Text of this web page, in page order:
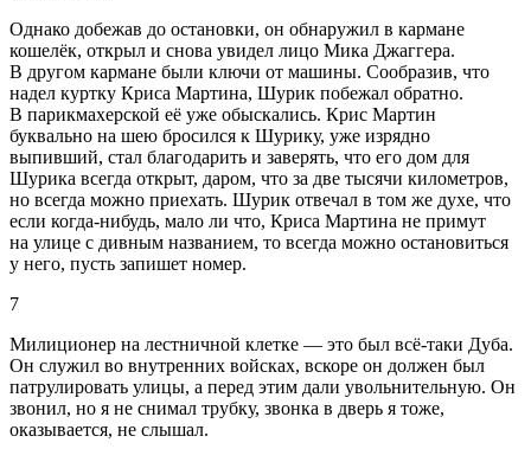
Однако добежав до остановки, он обнаружил в кармане
кошелёк, открыл и снова увидел лицо Мика Джаггера.
В другом кармане были ключи от машины. Сообразив, что
надел куртку Криса Мартина, Шурик побежал обратно.
В парикмахерской её уже обыскались. Крис Мартин
буквально на шею бросился к Шурику, уже изрядно
выпивший, стал благодарить и заверять, что его дом для
Шурика всегда открыт, даром, что за две тысячи километров,
но всегда можно приехать. Шурик отвечал в том же духе, что
если когда-нибудь, мало ли что, Криса Мартина не примут
на улице с дивным названием, то всегда можно остановиться
у него, пусть запишет номер.
7
Милиционер на лестничной клетке ― это был всё-таки Дуба.
Он служил во внутренних войсках, вскоре он должен был
патрулировать улицы, а перед этим дали увольнительную. Он
звонил, но я не снимал трубку, звонка в дверь я тоже,
оказывается, не слышал.